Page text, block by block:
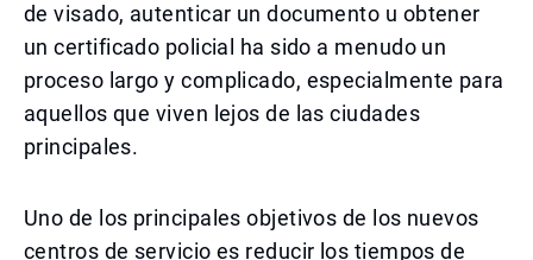
de visado, autenticar un documento u obtener
un certificado policial ha sido a menudo un
proceso largo y complicado, especialmente para
aquellos que viven lejos de las ciudades
principales.
Uno de los principales objetivos de los nuevos
centros de servicio es reducir los tiempos de